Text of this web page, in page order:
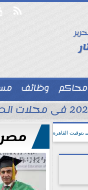

وظائف

بتوقيت القاهرة مصر